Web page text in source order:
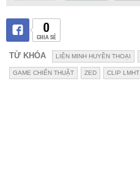
0
CHIA SẺ
TỪ KHÓA LIÊN MINH HUYỀN THOẠI
GAME CHIẾN THUẬT ZED CLIP LMHT